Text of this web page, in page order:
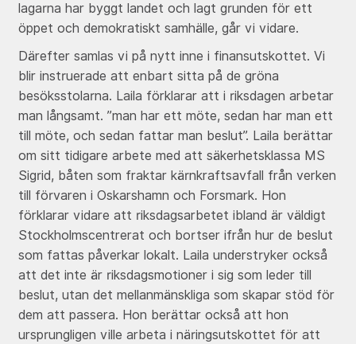
lagarna har byggt landet och lagt grunden för ett
öppet och demokratiskt samhälle, går vi vidare.
Därefter samlas vi på nytt inne i finansutskottet. Vi
blir instruerade att enbart sitta på de gröna
besöksstolarna. Laila förklarar att i riksdagen arbetar
man långsamt. ”man har ett möte, sedan har man ett
till möte, och sedan fattar man beslut”. Laila berättar
om sitt tidigare arbete med att säkerhetsklassa MS
Sigrid, båten som fraktar kärnkraftsavfall från verken
till förvaren i Oskarshamn och Forsmark. Hon
förklarar vidare att riksdagsarbetet ibland är väldigt
Stockholmscentrerat och bortser ifrån hur de beslut
som fattas påverkar lokalt. Laila understryker också
att det inte är riksdagsmotioner i sig som leder till
beslut, utan det mellanmänskliga som skapar stöd för
dem att passera. Hon berättar också att hon
ursprungligen ville arbeta i näringsutskottet för att